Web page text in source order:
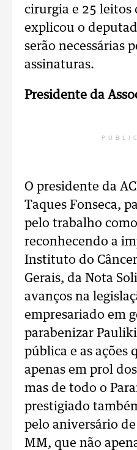
cirurgia e 25 leitos
explicou o
serão necessárias
assinaturas.
Presidente da
O presidente da
Taques Fonseca,
pelo trabalho
reconhecendo a
Instituto do
Gerais, da Nota
avanços na
empresariado em
parabenizar
pública e as ações
apenas em prol
mas de todo o
prestigiado
pelo aniversário
MM, que não